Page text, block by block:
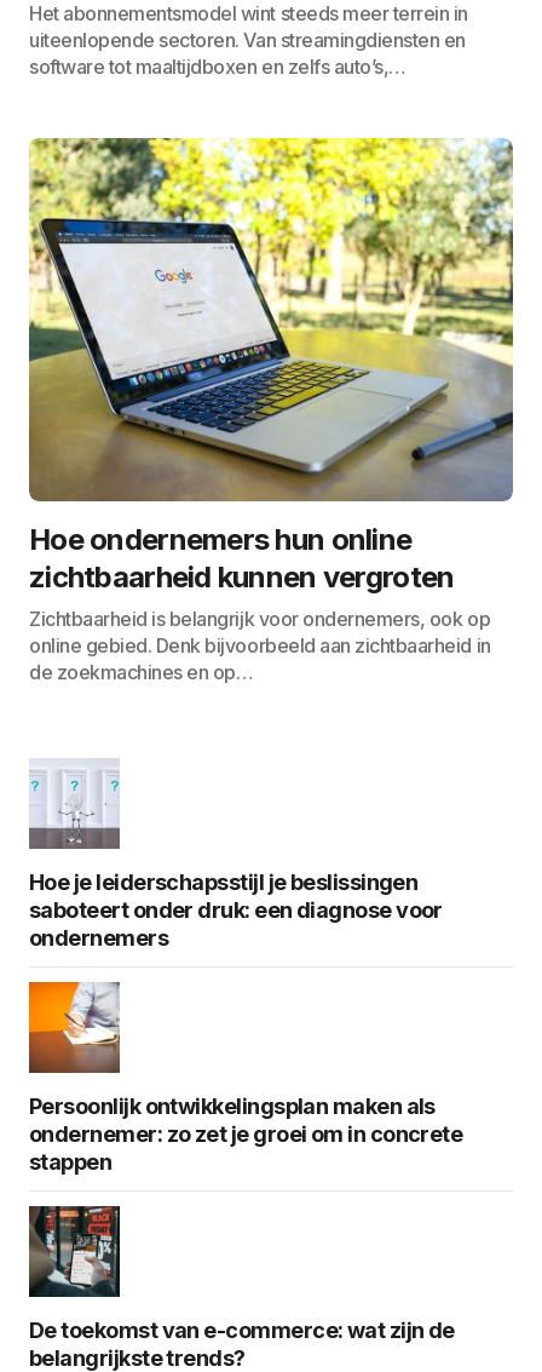
Het abonnementsmodel wint steeds meer terrein in
uiteenlopende sectoren. Van streamingdiensten en
software tot maaltijdboxen en zelfs auto’s,…
Hoe ondernemers hun online
zichtbaarheid kunnen vergroten
Zichtbaarheid is belangrijk voor ondernemers, ook op
online gebied. Denk bijvoorbeeld aan zichtbaarheid in
de zoekmachines en op…
Hoe je leiderschapsstijl je beslissingen
saboteert onder druk: een diagnose voor
ondernemers
Persoonlijk ontwikkelingsplan maken als
ondernemer: zo zet je groei om in concrete
stappen
De toekomst van e-commerce: wat zijn de
belangrijkste trends?